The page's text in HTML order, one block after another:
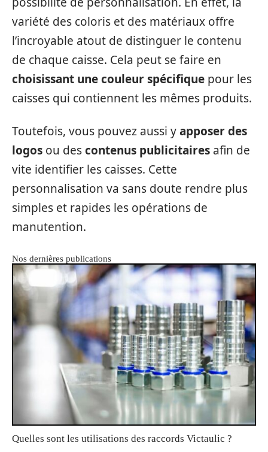
variété des coloris et des matériaux offre
l’incroyable atout de distinguer le contenu
de chaque caisse. Cela peut se faire en
choisissant une couleur spécifique pour les
caisses qui contiennent les mêmes produits.
Toutefois, vous pouvez aussi yapposer des
logos ou descontenus publicitaires afin de
vite identifier les caisses. Cette
personnalisation va sans doute rendre plus
simples et rapides les opérations de
manutention.
Nos dernières publications
Quelles sont les utilisations des raccords Victaulic ?